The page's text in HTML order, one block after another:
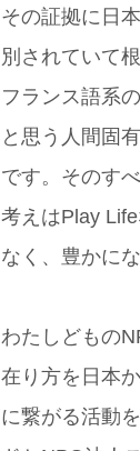
その証拠に日
別されていて
フランス語系
と思う人間固
です。そのす
考えはPlay Life
なく、豊かに
わたしどもの
在り方を日本
に繋がる活動